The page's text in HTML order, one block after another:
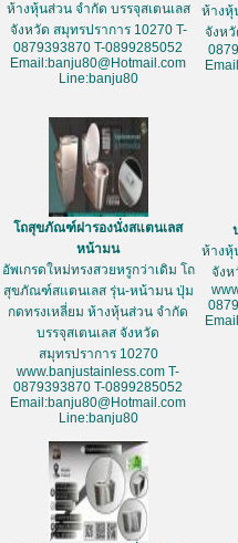
ห้างหุ้นส่วน จำกัด บรรจุสเตนเลส
จังหวัด สมุทรปราการ 10270 T-
0879393870 T-0899285052
Email:banju80@Hotmail.com
Line:banju80
ห้างหุ้
จังห
โถสุขภัณฑ์ฝารองนั่งสแตนเลส
หน้ามน
อัพเกรดใหม่ทรงสวยหรูกว่าเดิม โถ
สุขภัณฑ์สแตนเลส รุ่น-หน้ามน ปุ่ม
กดทรงเหลี่ยม ห้างหุ้นส่วน จำกัด
บรรจุสเตนเลส จังหวัด
สมุทรปราการ 10270
www.banjustainless.com T-
0879393870 T-0899285052
Email:banju80@Hotmail.com
Line:banju80
ห้างหุ้
จังห